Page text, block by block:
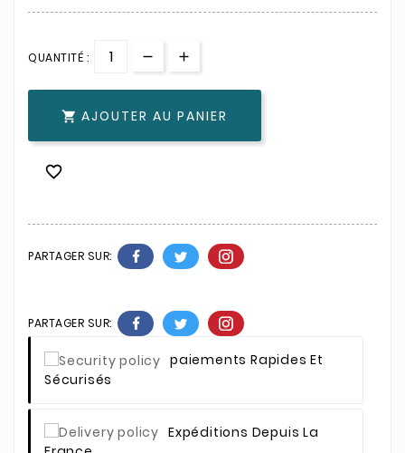
QUANTITÉ :
 AJOUTER AU PANIER

PARTAGER SUR:
PARTAGER SUR:
Paiements Rapides Et
Sécurisés
Expéditions Depuis La